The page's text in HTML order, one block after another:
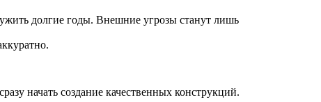
долгие годы. Внешние угрозы станут лишь
начать создание качественных конструкций.